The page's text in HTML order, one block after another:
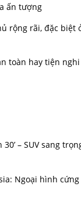
ấn tượng
rộng rãi, đặc biệt
toàn hay tiện
30’ – SUV sang
Ngoại hình